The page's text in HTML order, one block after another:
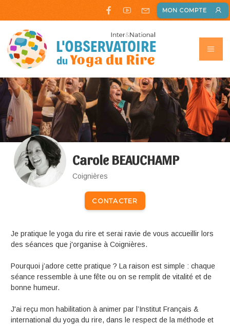
MON COMPTE
Carole BEAUCHAMP
Coignières
CONTACTER
Je pratique le yoga du rire et serai ravie de vous accueillir lors
des séances que j'organise à Coignières.
Pourquoi j’adore cette pratique ? La raison est simple : chaque
séance ressemble à une fête ou on se remplit de vitalité et de
bonne humeur.
J'ai reçu mon habilitation à animer par l’Institut Français &
international du yoga du rire, dans le respect de la méthode et